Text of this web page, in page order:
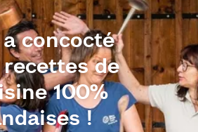
concocté
de
100%
!